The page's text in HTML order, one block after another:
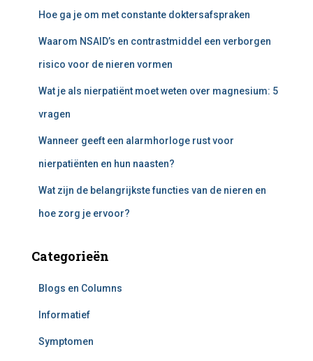
Hoe ga je om met constante doktersafspraken
Waarom NSAID’s en contrastmiddel een verborgen
risico voor de nieren vormen
Wat je als nierpatiënt moet weten over magnesium: 5
vragen
Wanneer geeft een alarmhorloge rust voor
nierpatiënten en hun naasten?
Wat zijn de belangrijkste functies van de nieren en
hoe zorg je ervoor?
Categorieën
Blogs en Columns
Informatief
Symptomen